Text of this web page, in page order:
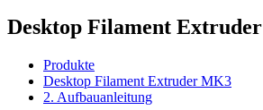
Desktop Filament
Produkte
Desktop Filament Extruder MK3
2. Aufbauanleitung